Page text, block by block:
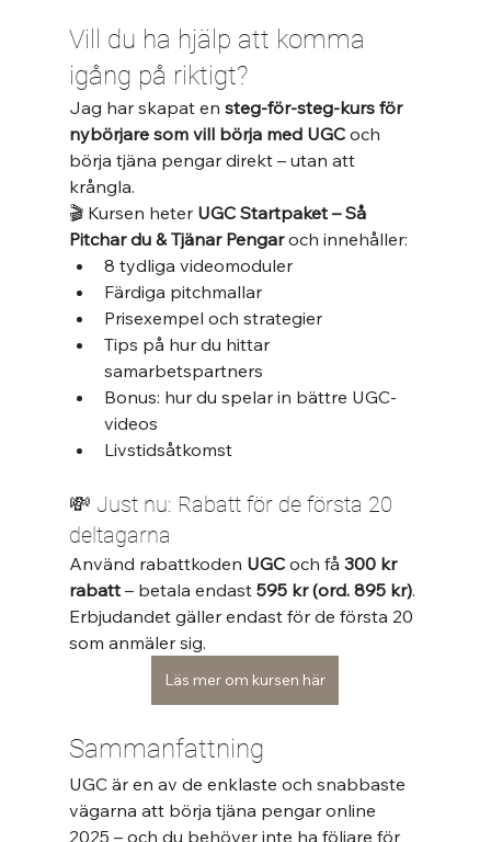
Vill du ha hjälp att komma
igång på riktigt?
Jag har skapat en steg-för-steg-kurs för
nybörjare som vill börja med UGC och
börja tjäna pengar direkt – utan att
krångla.
🎬 Kursen heter UGC Startpaket – Så
Pitchar du & Tjänar Pengar och innehåller:
8 tydliga videomoduler
Färdiga pitchmallar
Prisexempel och strategier
Tips på hur du hittar
samarbetspartners
Bonus: hur du spelar in bättre UGC-
videos
Livstidsåtkomst
💸 Just nu: Rabatt för de första 20
deltagarna
Använd rabattkoden UGC och få 300 kr
rabatt – betala endast 595 kr (ord. 895 kr).
Erbjudandet gäller endast för de första 20
som anmäler sig.
Läs mer om kursen här
Sammanfattning
UGC är en av de enklaste och snabbaste
vägarna att börja tjäna pengar online
2025 – och du behöver inte ha följare för